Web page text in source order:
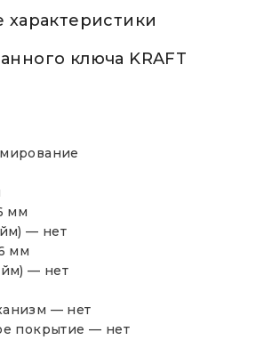
характеристики
ключа KRAFT
мм
— нет
мм
— нет
— нет
покрытие — нет